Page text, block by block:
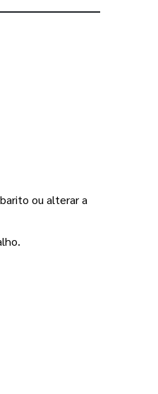
ou alterar a